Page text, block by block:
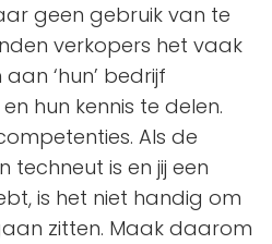
geen gebruik van te
verkopers het vaak
‘hun’ bedrijf
hun kennis te delen.
Als de
techneut is en jij een
is het niet handig om
zitten. Maak daarom